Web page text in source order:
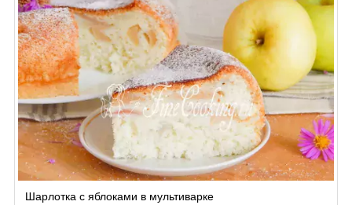
Шарлотка с яблоками в мультиварке